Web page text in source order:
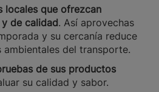
locales que ofrezcan
de calidad. Así aprovechas
y su cercanía reduce
del transporte.
de sus productos
su calidad y sabor.